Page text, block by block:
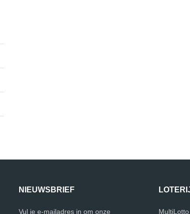
NIEUWSBRIEF
Vul je e-mailadres in om onze
MultiLotto